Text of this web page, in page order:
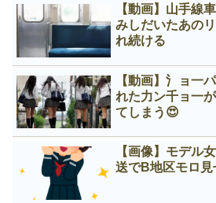
【動画】山手線
みしだいたあの
れ続ける
【動画】氵ョ一
れた力ン千ョ一
てしまう😍
【画像】モデル
送でB地区モロ